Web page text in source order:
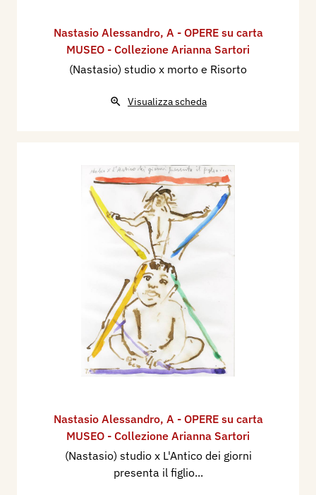
Nastasio Alessandro, A - OPERE su carta
MUSEO - Collezione Arianna Sartori
(Nastasio) studio x morto e Risorto
Visualizza scheda
Nastasio Alessandro, A - OPERE su carta
MUSEO - Collezione Arianna Sartori
(Nastasio) studio x L'Antico dei giorni
presenta il figlio...